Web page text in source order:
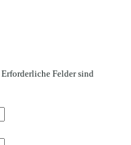
Erforderliche Felder sind